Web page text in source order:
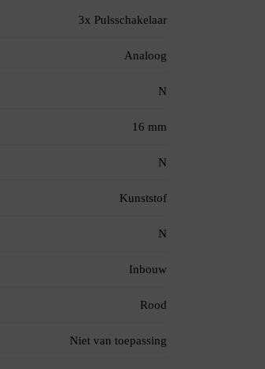
3x Pulsschakelaar
Analoog
N
16 mm
N
Kunststof
N
Inbouw
Rood
Niet van toepassing